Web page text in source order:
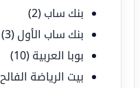
بنك ساب (2)
بنك ساب الأول (3)
بوبا العربية (10)
بيت الرياضة الفالح